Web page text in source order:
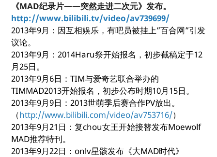
《MAD纪录片——突然走进二次元》发布。
http://www.bilibili.tv/video/av739699/
2013年9月：因互相娱乐，有吧员被挂上”百合网”引发
议论。
2013年9月：2014Haru祭开始报名，初步截稿定于12
月25日。
2013年9月6日：TIM与爱奇艺联合举办的
TIMMAD2013开始报名，初步公布时期10月15日。
2013年9月9日：2013世萌季后赛合作PV放出。
（http://www.bilibili.com/video/av753716/）
2013年9月21日：复chou女王开始接替发布Moewolf
MAD推荐特刊。
2013年9月22日：onlv星骸发布《大MAD时代》